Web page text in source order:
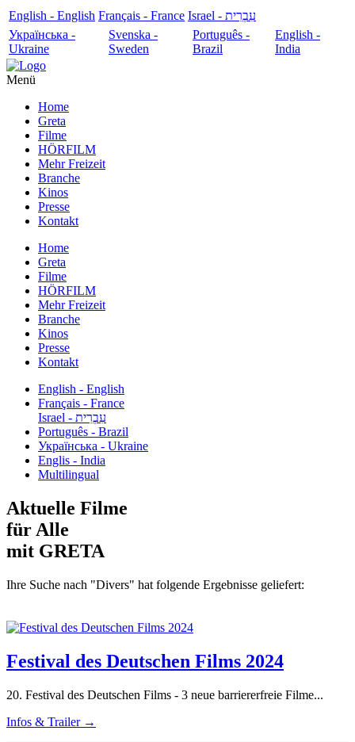
English - English Français - France
עִבְרִית - Israel
Українська -
Ukraine
Svenska -
Sweden
Português -
Brazil
English -
India
Menü
Home
Greta
Filme
HÖRFILM
Mehr Freizeit
Branche
Kinos
Presse
Kontakt
Home
Greta
Filme
HÖRFILM
Mehr Freizeit
Branche
Kinos
Presse
Kontakt
English - English
Français - France
עִבְרִית - Israel
Português - Brazil
Українська - Ukraine
Englis - India
Multilingual
Aktuelle Filme
für Alle
mit GRETA
Ihre Suche nach "Divers" hat folgende Ergebnisse geliefert:
Festival des Deutschen Films 2024
20. Festival des Deutschen Films - 3 neue barriererfreie Filme...
Infos & Trailer →